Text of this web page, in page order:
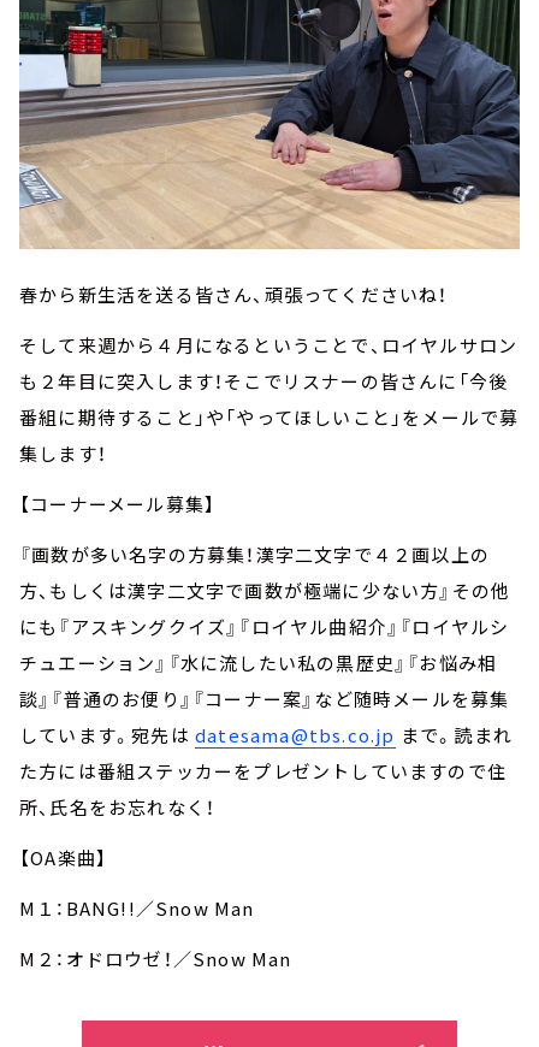
春から新生活を送る皆さん、頑張ってくださいね！
そして来週から４月になるということで、ロイヤルサロン
も２年目に突入します！そこでリスナーの皆さんに「今後
番組に期待すること」や「やってほしいこと」をメールで募
集します！
【コーナーメール募集】
『画数が多い名字の方募集！漢字二文字で４２画以上の
方、もしくは漢字二文字で画数が極端に少ない方』その他
にも『アスキングクイズ』『ロイヤル曲紹介』『ロイヤルシ
チュエーション』『水に流したい私の黒歴史』『お悩み相
談』『普通のお便り』『コーナー案』など随時メールを募集
しています。宛先は datesama@tbs.co.jp まで。読まれ
た方には番組ステッカーをプレゼントしていますので住
所、氏名をお忘れなく！
【OA楽曲】
M１：BANG!!／Snow Man
M２：オドロウゼ！／Snow Man